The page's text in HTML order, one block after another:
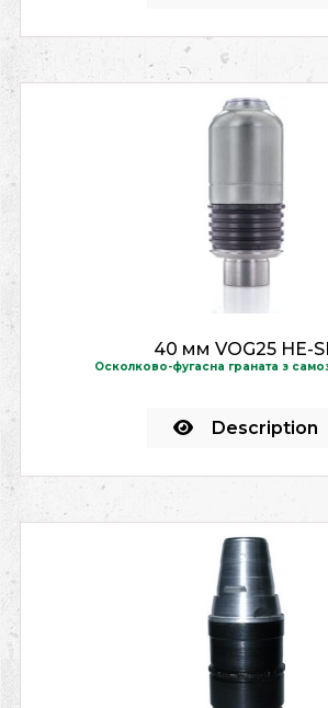
40 мм VOG25 HE-
Осколково-фугасна граната з
Description